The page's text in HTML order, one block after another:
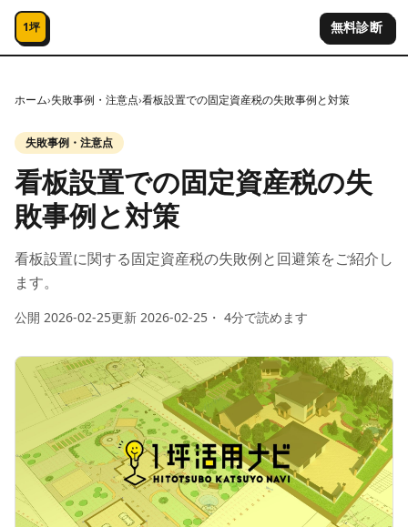
コンテンツへスキップ
1坪 無料診断
ホーム›失敗事例・注意点›看板設置での固定資産税の失敗事例と対策
失敗事例・注意点
看板設置での固定資産税の失
敗事例と対策
看板設置に関する固定資産税の失敗例と回避策をご紹介し
ます。
公開 2026-02-25更新 2026-02-25 ・ 4分で読めます